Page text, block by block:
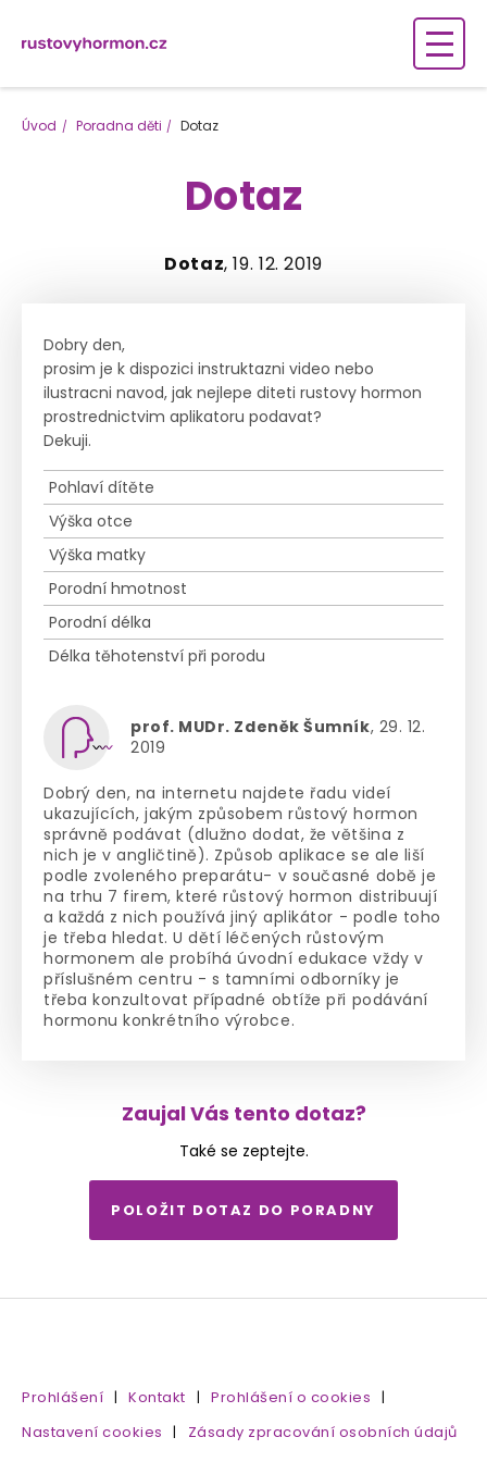
Úvod Poradna děti Dotaz
Dotaz
Dotaz, 19. 12. 2019
Dobry den,
prosim je k dispozici instruktazni video nebo
ilustracni navod, jak nejlepe diteti rustovy hormon
prostrednictvim aplikatoru podavat?
Dekuji.
Pohlaví dítěte
Výška otce
Výška matky
Porodní hmotnost
Porodní délka
Délka těhotenství při porodu
prof. MUDr. Zdeněk Šumník, 29. 12.
2019
Dobrý den, na internetu najdete řadu videí
ukazujících, jakým způsobem růstový hormon
správně podávat (dlužno dodat, že většina z
nich je v angličtině). Způsob aplikace se ale liší
podle zvoleného preparátu- v současné době je
na trhu 7 firem, které růstový hormon distribuují
a každá z nich používá jiný aplikátor - podle toho
je třeba hledat. U dětí léčených růstovým
hormonem ale probíhá úvodní edukace vždy v
příslušném centru - s tamními odborníky je
třeba konzultovat případné obtíže při podávání
hormonu konkrétního výrobce.
Zaujal Vás tento dotaz?
Také se zeptejte.
POLOŽIT DOTAZ DO PORADNY
Prohlášení | Kontakt | Prohlášení o cookies |
Nastavení cookies | Zásady zpracování osobních údajů